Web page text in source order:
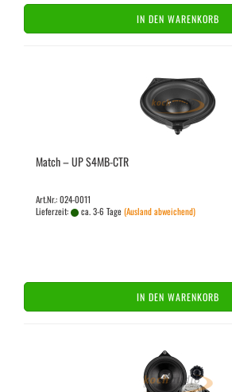
IN DEN WARENKORB
Match – UP S4MB-​CTR
Art.Nr.: 024-0011
Lieferzeit:
ca. 3-6 Tage(Ausland abweichend)
IN DEN WARENKORB